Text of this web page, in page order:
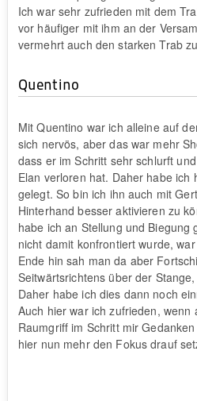
Ich war sehr zufrieden mit dem
vor häufiger mit ihm an der
vermehrt auch den starken Trab
Quentino
Mit Quentino war ich alleine auf
sich nervös, aber das war mehr
dass er im Schritt sehr schlurft
Elan verloren hat. Daher habe ich
gelegt. So bin ich ihn auch mit
Hinterhand besser aktivieren zu
habe ich an Stellung und Biegung
nicht damit konfrontiert wurde,
Ende hin sah man da aber
Seitwärtsrichtens über der
Daher habe ich dies dann noch
Auch hier war ich zufrieden, wenn
Raumgriff im Schritt mir
hier nun mehr den Fokus drauf